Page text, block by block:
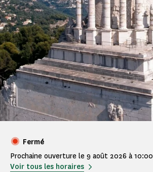
Fermé
Prochaine ouverture le 9 août 2026 à 10:00
Voir tous les horaires